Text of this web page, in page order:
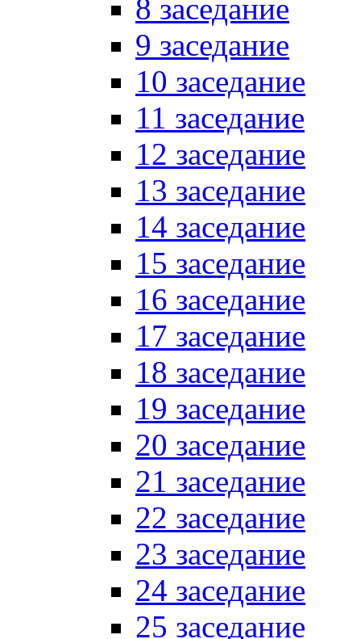
8 заседание
9 заседание
10 заседание
11 заседание
12 заседание
13 заседание
14 заседание
15 заседание
16 заседание
17 заседание
18 заседание
19 заседание
20 заседание
21 заседание
22 заседание
23 заседание
24 заседание
25 заседание